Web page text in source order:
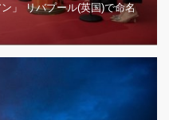
」 リバプール(英国)で命名